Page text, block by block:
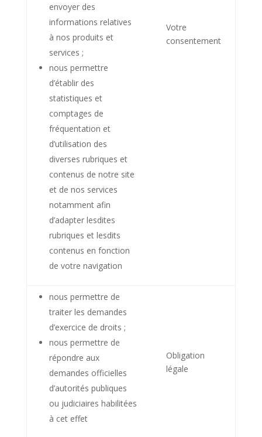
envoyer des
informations relatives
à nos produits et
services ;
nous permettre
d’établir des
statistiques et
comptages de
fréquentation et
d’utilisation des
diverses rubriques et
contenus de notre site
et de nos services
notamment afin
d’adapter lesdites
rubriques et lesdits
contenus en fonction
de votre navigation
Votre
consentement
nous permettre de
traiter les demandes
d’exercice de droits ;
nous permettre de
répondre aux
demandes officielles
d’autorités publiques
ou judiciaires habilitées
à cet effet
Obligation
légale